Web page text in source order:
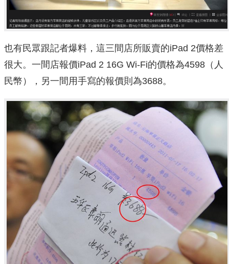
也有民眾跟記者爆料，這三間店所販賣的iPad 2價格差
很大。一間店報價iPad 2 16G Wi-Fi的價格為4598（人
民幣），另一間用手寫的報價則為3688。